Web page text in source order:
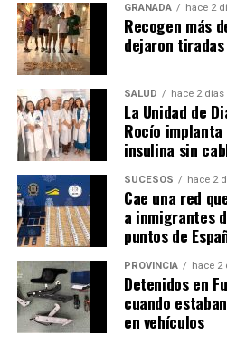
GRANADA hace 2
Recogen más
dejaron
SALUD hace 2 días
La Unidad de
Rocío
insulina sin
SUCESOS hace 2
Cae una red
a inmigrantes
puntos de
PROVINCIA hace 2
Detenidos en
cuando
en vehículos